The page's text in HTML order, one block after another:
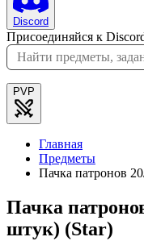
Discord
Присоединяйся к
PVP
Главная
Предметы
Пачка патронов
Пачка
штук) (Star)